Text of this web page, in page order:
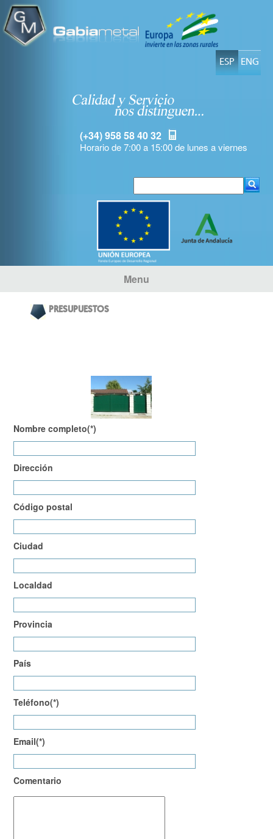
ESP ENG
(+34) 958 58 40 32
Horario de 7:00 a 15:00 de lunes a viernes
Menu
PRESUPUESTOS
Nombre completo(*)
Dirección
Código postal
Ciudad
Localdad
Provincia
País
Teléfono(*)
Email(*)
Comentario